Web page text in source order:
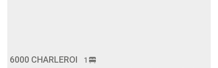
6000 CHARLEROI 1